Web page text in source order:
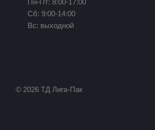
Пн-Пт: 8:00-17:00
Сб: 9:00-14:00
Вс: выходной
© 2026 ТД Лига-Пак